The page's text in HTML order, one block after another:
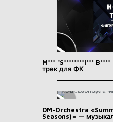
M*** "S********i***
трек для ФК
DM-Orchestra
Seasons)» —